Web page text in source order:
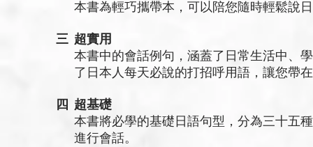
本書為輕巧攜帶本，可以陪您隨時輕鬆說
三 超實用
本書中的會話例句，涵蓋了日常生活中、
了日本人每天必說的打招呼用語，讓您帶
四 超基礎
本書將必學的基礎日語句型，分為三十五
進行會話。